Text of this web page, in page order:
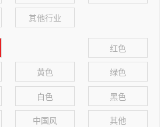
其他行业
红色
黄色 绿色
白色 黑色
中国风 其他